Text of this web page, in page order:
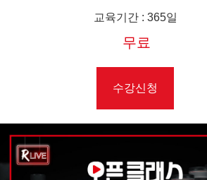
교육기간: 365일
무료
수강신청